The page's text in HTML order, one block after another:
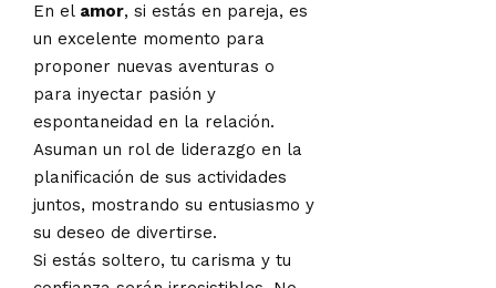
En el amor, si estás en pareja, es
un excelente momento para
proponer nuevas aventuras o
para inyectar pasión y
espontaneidad en la relación.
Asuman un rol de liderazgo en la
planificación de sus actividades
juntos, mostrando su entusiasmo y
su deseo de divertirse.
Si estás soltero, tu carisma y tu